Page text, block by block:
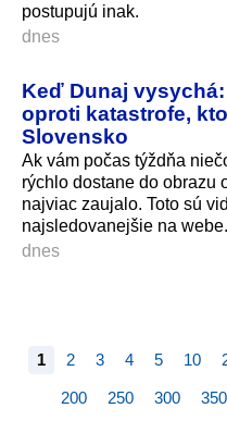
postupujú inak.
dnes
Keď Dunaj
oproti katastrofe,
Slovensko
Ak vám počas týždňa
rýchlo dostane do obrazu
najviac zaujalo. Toto sú
najsledovanejšie na webe.
dnes
1 2 3 4 5 10
200 250 300 350